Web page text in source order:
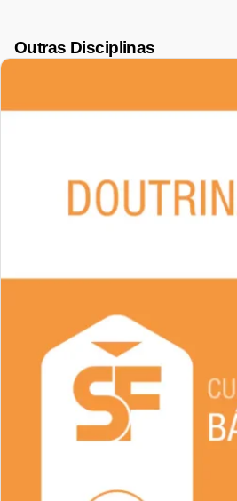
Outras Disciplinas